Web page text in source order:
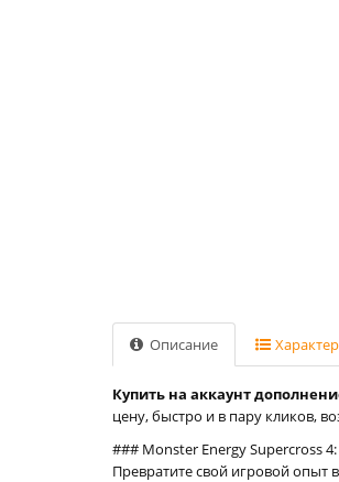
Описание
Купить на аккаунт
цену, быстро и в пару кликов,
### Monster Energy Supercross
Превратите свой игровой опыт